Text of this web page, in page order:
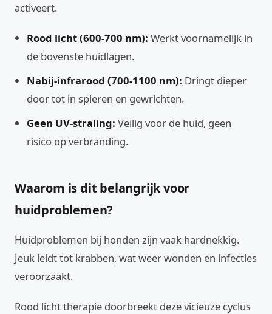
activeert.
Rood licht (600-700 nm): Werkt voornamelijk in
de bovenste huidlagen.
Nabij-infrarood (700-1100 nm): Dringt dieper
door tot in spieren en gewrichten.
Geen UV-straling: Veilig voor de huid, geen
risico op verbranding.
Waarom is dit belangrijk voor
huidproblemen?
Huidproblemen bij honden zijn vaak hardnekkig.
Jeuk leidt tot krabben, wat weer wonden en infecties
veroorzaakt.
Rood licht therapie doorbreekt deze vicieuze cyclus